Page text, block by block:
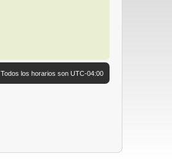
Todos los horarios son UTC-04:00